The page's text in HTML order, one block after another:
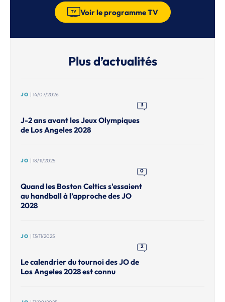
Voir le programme TV
Plus d’actualités
JO | 14/07/2026
3
J-2 ans avant les Jeux Olympiques
de Los Angeles 2028
JO | 18/11/2025
0
Quand les Boston Celtics s'essaient
au handball à l’approche des JO
2028
JO | 13/11/2025
2
Le calendrier du tournoi des JO de
Los Angeles 2028 est connu